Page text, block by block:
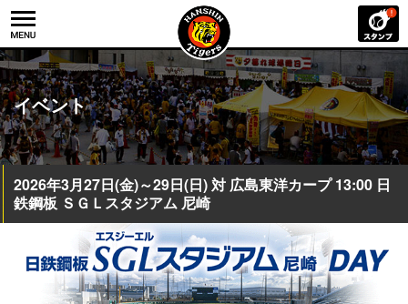
イベント
2026年3月27日(金)～29日(日) 対 広島東洋カープ 13:00 日
鉄鋼板 ＳＧＬスタジアム 尼崎